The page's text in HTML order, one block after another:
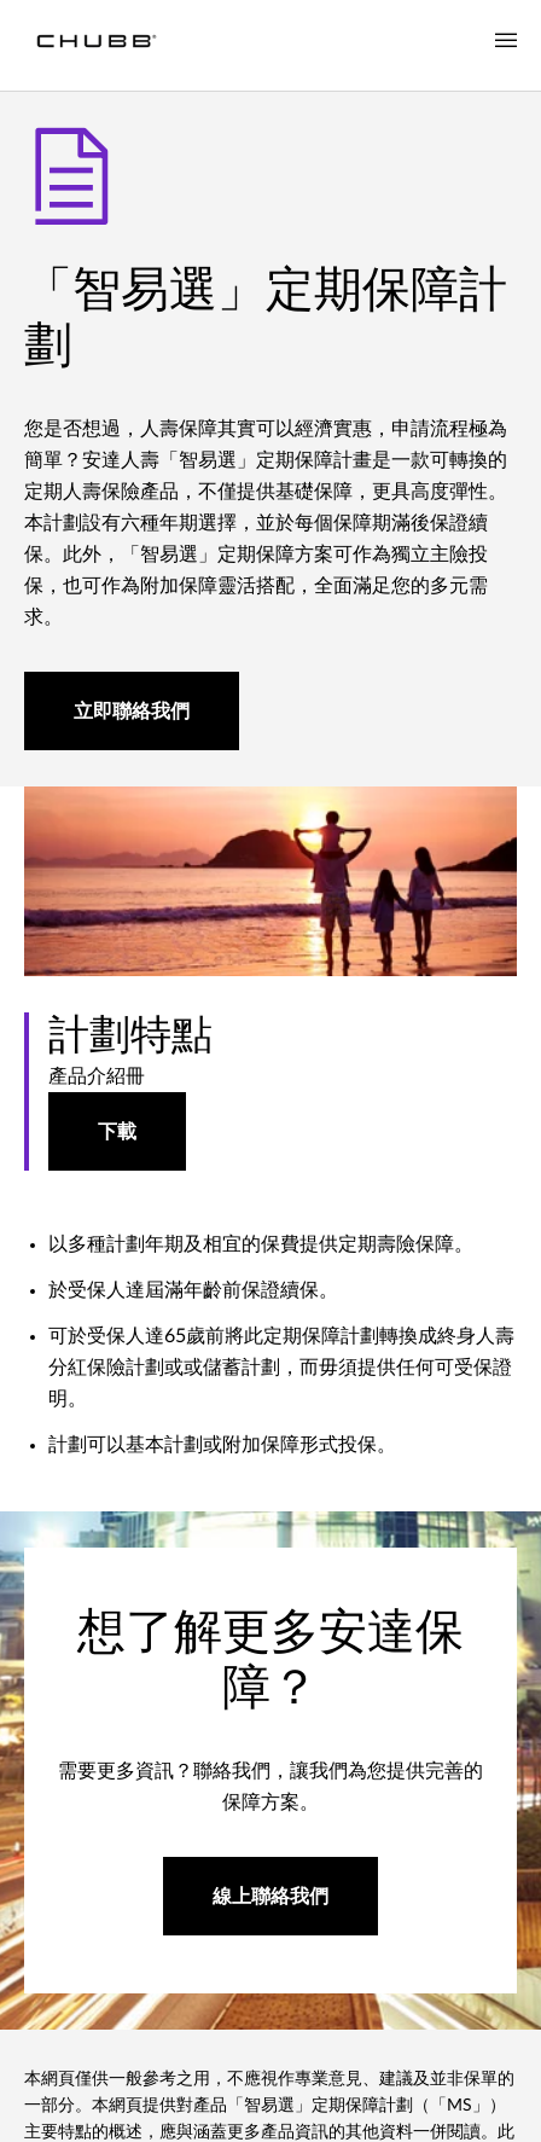
「智易選」定期保障計
劃
您是否想過，人壽保障其實可以經濟實惠，申請流程極為
簡單？安達人壽「智易選」定期保障計畫是一款可轉換的
定期人壽保險產品，不僅提供基礎保障，更具高度彈性。
本計劃設有六種年期選擇，並於每個保障期滿後保證續
保。此外，「智易選」定期保障方案可作為獨立主險投
保，也可作為附加保障靈活搭配，全面滿足您的多元需
求。
立即聯絡我們
計劃特點
產品介紹冊
下載
以多種計劃年期及相宜的保費提供定期壽險保障。
於受保人達屆滿年齡前保證續保。
可於受保人達65歲前將此定期保障計劃轉換成終身人壽
分紅保險計劃或或儲蓄計劃，而毋須提供任何可受保證
明。
計劃可以基本計劃或附加保障形式投保。
想了解更多安達保
障？
需要更多資訊？聯絡我們，讓我們為您提供完善的
保障方案。
線上聯絡我們
本網頁僅供一般參考之用，不應視作專業意見、建議及並非保單的
一部分。本網頁提供對產品「智易選」定期保障計劃（「MS」）
主要特點的概述，應與涵蓋更多產品資訊的其他資料一併閱讀。此